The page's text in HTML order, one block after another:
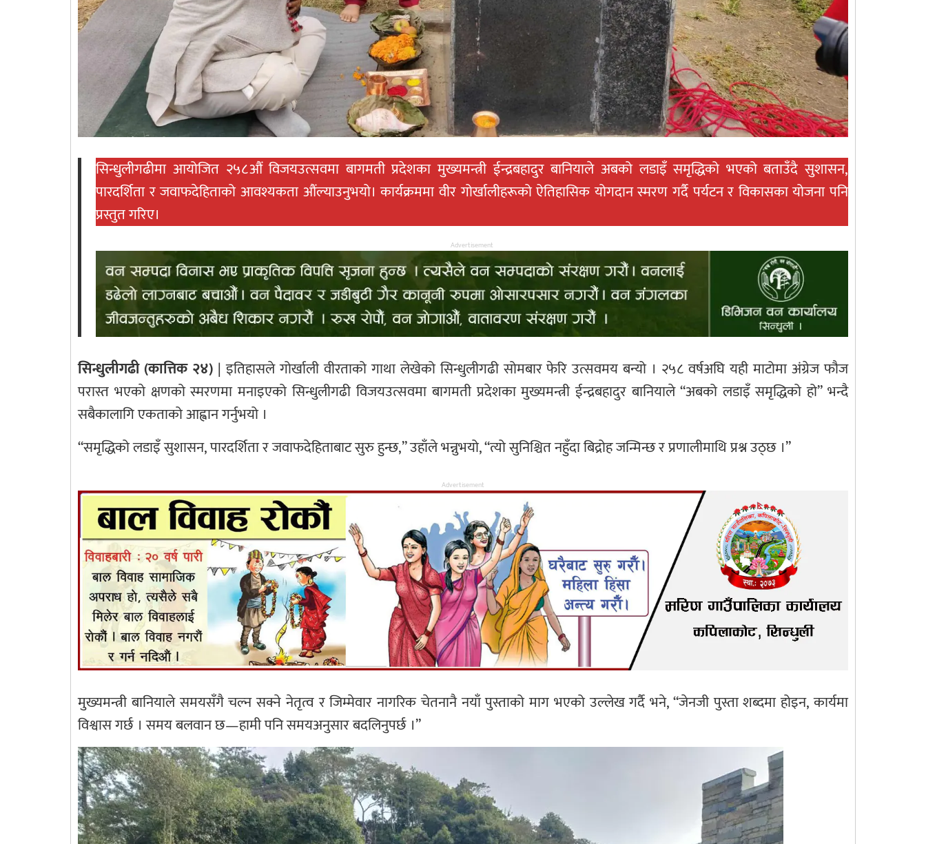
सिन्धुलीगढीमा आयोजित २५८औं विजयउत्सवमा बागमती प्रदेशका मुख्यमन्त्री ईन्द्रबहादुर बानियाले अबको लडाइँ समृद्धिको भएको बताउँदै सुशासन,
पारदर्शिता र जवाफदेहिताको आवश्यकता औंल्याउनुभयो। कार्यक्रममा वीर गोर्खालीहरूको ऐतिहासिक योगदान स्मरण गर्दै पर्यटन र विकासका योजना पनि
प्रस्तुत गरिए।
Advertisement
सिन्धुलीगढी (कात्तिक २४)| इतिहासले गोर्खाली वीरताको गाथा लेखेको सिन्धुलीगढी सोमबार फेरि उत्सवमय बन्यो । २५८ वर्षअघि यही माटोमा अंग्रेज फौज
परास्त भएकाे क्षणको स्मरणमा मनाइएको सिन्धुलीगढी विजयउत्सवमा बागमती प्रदेशका मुख्यमन्त्री ईन्द्रबहादुर बानियाले “अबको लडाइँ समृद्धिको हो” भन्दै
सबैकालागि एकताको आह्वान गर्नुभयो ।
“समृद्धिको लडाइँ सुशासन, पारदर्शिता र जवाफदेहिताबाट सुरु हुन्छ,” उहाँले भन्नुभयो, “त्यो सुनिश्चित नहुँदा बिद्रोह जन्मिन्छ र प्रणालीमाथि प्रश्न उठ्छ ।”
Advertisement
मुख्यमन्त्री बानियाले समयसँगै चल्न सक्ने नेतृत्व र जिम्मेवार नागरिक चेतनानै नयाँ पुस्ताको माग भएको उल्लेख गर्दै भने, “जेनजी पुस्ता शब्दमा होइन, कार्यमा
विश्वास गर्छ । समय बलवान छ—हामी पनि समयअनुसार बदलिनुपर्छ ।”